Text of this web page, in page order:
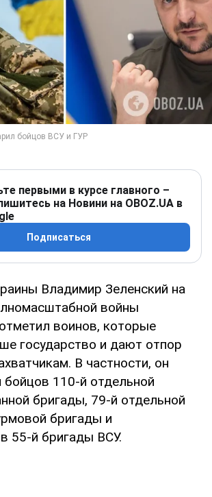
первыми в курсе главного –
на Новини на OBOZ.UA в
Подписаться
Владимир Зеленский на
войны
воинов, которые
государство и дают отпор
В частности, он
бойцов 110-й отдельной
бригады, 79-й отдельной
бригады и
55-й бригады ВСУ.